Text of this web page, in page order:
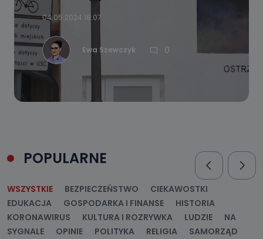
04.05.2024 18:07
Ewa Szewczyk 0
POPULARNE
WSZYSTKIE BEZPIECZEŃSTWO
CIEKAWOSTKI
EDUKACJA
GOSPODARKA I FINANSE
HISTORIA
KORONAWIRUS
KULTURA I ROZRYWKA LUDZIE
NA
SYGNALE
OPINIE POLITYKA RELIGIA
SAMORZĄD